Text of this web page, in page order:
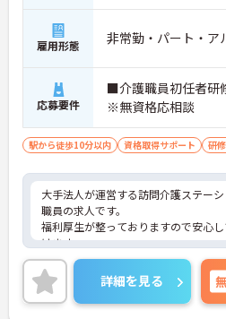
雇用形態 非常勤・パート・ア
応募要件
■介護職員初任者研
※無資格応相談
駅から徒歩10分以内 資格取得サポート 研
大手法人が運営する訪問介護ステー
職員の求人です。
福利厚生が整っておりますので安心
けます。
ご興味のある方は面接対策ポイント
すのでお気軽にお問い合わせくださ
詳細を見る